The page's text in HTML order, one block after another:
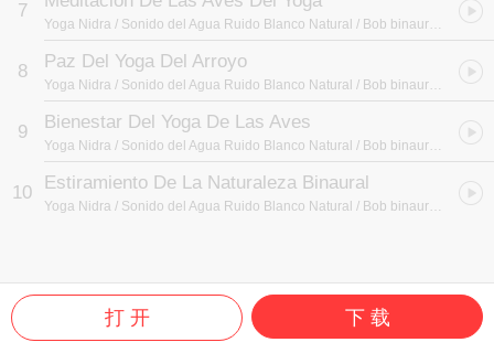
7
Yoga Nidra / Sonido del Agua Ruido Blanco Natural / Bob binaural
8 Paz Del Yoga Del Arroyo
Yoga Nidra / Sonido del Agua Ruido Blanco Natural / Bob binaural
9 Bienestar Del Yoga De Las Aves
Yoga Nidra / Sonido del Agua Ruido Blanco Natural / Bob binaural
10 Estiramiento De La Naturaleza Binaural
Yoga Nidra / Sonido del Agua Ruido Blanco Natural / Bob binaural
打 开 下 载